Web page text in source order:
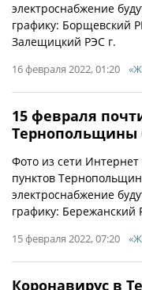
электроснабжение
графику: Борщевский
Залещицкий РЭС г.
16 февраля 2022, 01:20
15 февраля
Тернопольщины
Фото из сети
пунктов
электроснабжение
графику:
15 февраля 2022, 07:20
Коронавирус в